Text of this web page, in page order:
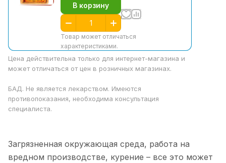
В корзину
Товар может отличаться
характеристиками.
Цена действительна только для интернет-магазина и
может отличаться от цен в розничных магазинах.
БАД. Не является лекарством. Имеются
противопоказания, необходима консультация
специалиста.
Загрязненная окружающая среда, работа на
вредном производстве, курение – все это может